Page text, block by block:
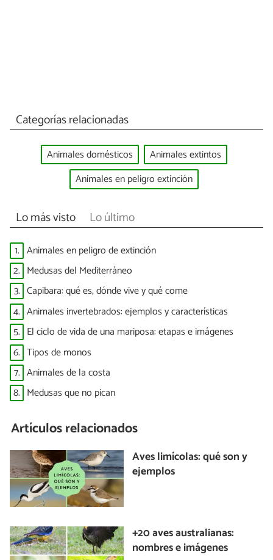
Categorías relacionadas
Animales domésticos
Animales extintos
Animales en peligro extinción
Lo más visto Lo último
1. Animales en peligro de extinción
2. Medusas del Mediterráneo
3. Capibara: qué es, dónde vive y qué come
4. Animales invertebrados: ejemplos y características
5. El ciclo de vida de una mariposa: etapas e imágenes
6. Tipos de monos
7. Animales de la costa
8. Medusas que no pican
Artículos relacionados
Aves limícolas: qué son y
ejemplos
+20 aves australianas:
nombres e imágenes